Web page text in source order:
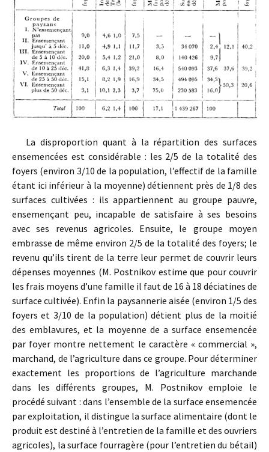
La disproportion quant à la répartition des surfaces
ensemencées est considérable : les 2/5 de la totalité des
foyers (environ 3/10 de la population, l’effectif de la famille
étant ici inférieur à la moyenne) détiennent près de 1/8 des
surfaces cultivées : ils appartiennent au groupe pauvre,
ensemençant peu, incapable de satisfaire à ses besoins
avec ses revenus agricoles. Ensuite, le groupe moyen
embrasse de même environ 2/5 de la totalité des foyers; le
revenu qu’ils tirent de la terre leur permet de couvrir leurs
dépenses moyennes (M. Postnikov estime que pour couvrir
les frais moyens d’une famille il faut de 16 à 18 déciatines de
surface cultivée). Enfin la paysannerie aisée (environ 1/5 des
foyers et 3/10 de la population) détient plus de la moitié
des emblavures, et la moyenne de a surface ensemencée
par foyer montre nettement le caractère « commercial »,
marchand, de l’agriculture dans ce groupe. Pour déterminer
exactement les proportions de l’agriculture marchande
dans les différents groupes, M. Postnikov emploie le
procédé suivant : dans l’ensemble de la surface ensemencée
par exploitation, il distingue la surface alimentaire (dont le
produit est destiné à l’entretien de la famille et des ouvriers
agricoles), la surface fourragère (pour l’entretien du bétail)